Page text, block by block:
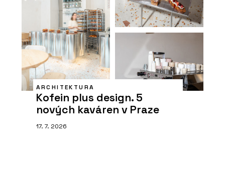
ARCHITEKTURA
Kofein plus design. 5
nových kaváren v Praze
17. 7. 2026